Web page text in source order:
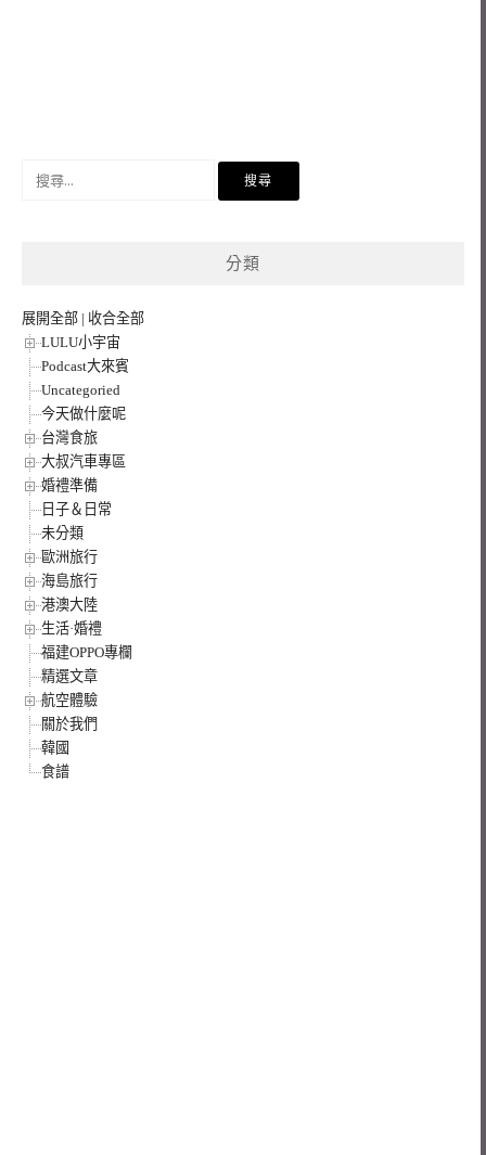
分類
展開全部 | 收合全部
LULU小宇宙
Podcast大來賓
Uncategoried
今天做什麼呢
台灣食旅
大叔汽車專區
婚禮準備
日子＆日常
未分類
歐洲旅行
海島旅行
港澳大陸
生活·婚禮
福建OPPO專欄
精選文章
航空體驗
關於我們
韓國
食譜